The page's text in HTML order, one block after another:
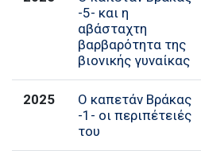
-5- και η
αβάσταχτη
βαρβαρότητα της
βιονικής γυναίκας
2025
Ο καπετάν Βράκας
-1- οι περιπέτειές
του